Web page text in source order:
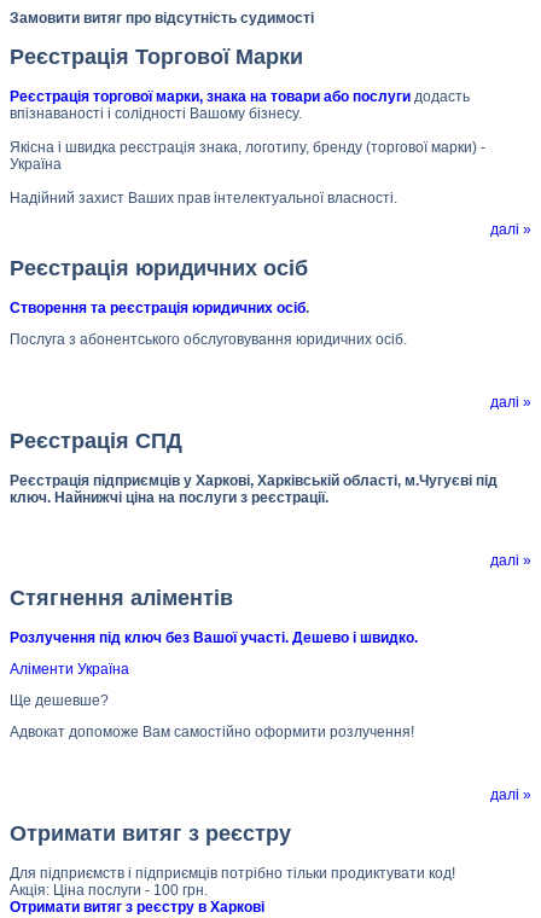
Замовити витяг про відсутність судимості
Реєстрація Торгової Марки
Реєстрація торгової марки, знака на товари або послуги додасть
впізнаваності і солідності Вашому бізнесу.
Якісна і швидка реєстрація знака, логотипу, бренду (торгової марки) -
Україна
Надійний захист Ваших прав інтелектуальної власності.
далі »
Реєстрація юридичних осіб
Створення та реєстрація юридичних осіб.
Послуга з абонентського обслуговування юридичних осіб.
далі »
Реєстрація СПД
Реєстрація підприємців у Харкові, Харківській області, м.Чугуєві під
ключ. Найнижчі ціна на послуги з реєстрації.
далі »
Стягнення аліментів
Розлучення під ключ без Вашої участі. Дешево і швидко.
Аліменти Україна
Ще дешевше?
Адвокат допоможе Вам самостійно оформити розлучення!
далі »
Отримати витяг з реєстру
Для підприємств і підприємців потрібно тільки продиктувати код!
Акція: Ціна послуги - 100 грн.
Отримати витяг з реєстру в Харкові